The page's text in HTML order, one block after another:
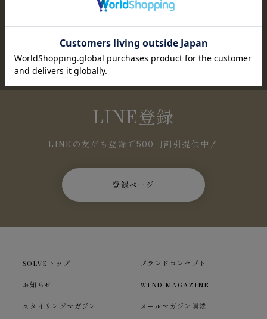
期的にお知らせします。
登録ページ
LINE登録
LINEの友だち登録で500円割引提供中！
登録ページ
SOLVEトップ ブランドコンセプト
お知らせ WIND MAGAZINE
スタイリングマガジン メールマガジン購読